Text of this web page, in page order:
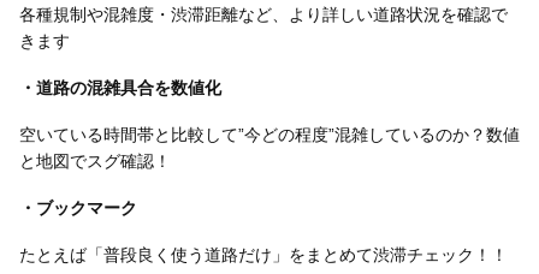
各種規制や混雑度・渋滞距離など、より詳しい道路状況を確認で
きます
・道路の混雑具合を数値化
空いている時間帯と比較して”今どの程度”混雑しているのか？数値
と地図でスグ確認！
・ブックマーク
たとえば「普段良く使う道路だけ」をまとめて渋滞チェック！！